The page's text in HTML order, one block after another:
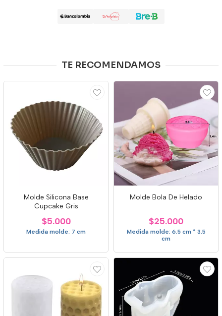
TE RECOMENDAMOS
Molde Silicona Base
Cupcake Gris
$5.000
Medida molde: 7 cm
Molde Bola De Helado
$25.000
Medida molde: 6.5 cm * 3.5
cm